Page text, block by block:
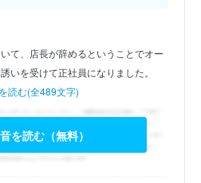
て、店長が辞めるということでオー
いを受けて正社員になりました。
読む(全489文字)
を読む（無料）